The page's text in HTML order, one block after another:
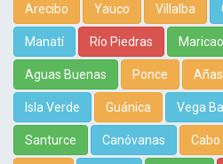
Arecibo Yauco Villalba
Manatí Río Piedras Maricao
Aguas Buenas Ponce
Isla Verde Guánica Vega
Santurce Canóvanas Cabo